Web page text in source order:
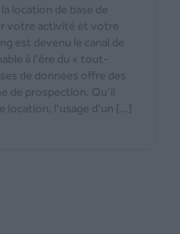
location de base de
votre activité et votre
est devenu le canal de
à l’ère du « tout-
de données offre des
de prospection. Qu’il
location, l’usage d’un […]